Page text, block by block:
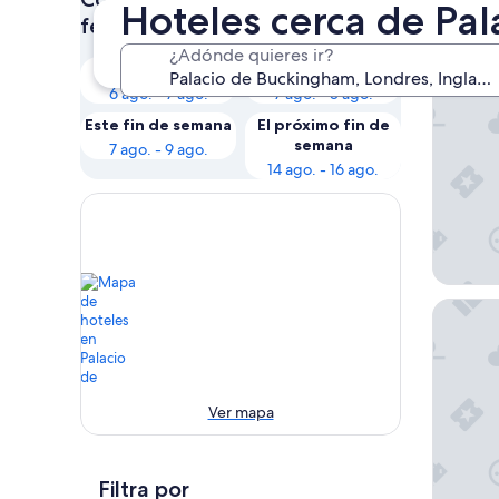
Hoteles cerca de
¿Adónde quieres ir?
fechas
Esta noche
6 ago. - 7 ago.
Mañana
7 ago. - 8 ago.
Este fin de semana
7 ago. - 9 ago.
El próximo fin de
semana
14 ago. - 16 ago.
Ver mapa
Filtra por
Hotel 41
The